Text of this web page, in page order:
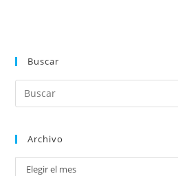
Buscar
Archivo
Elegir el mes